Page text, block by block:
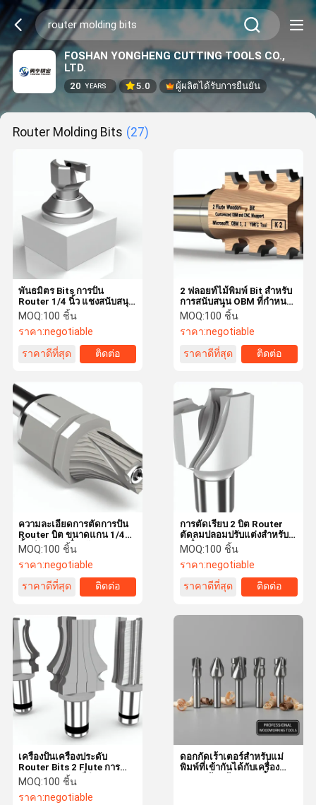
FOSHAN YONGHENG CUTTING TOOLS CO.,
LTD.
20 YEARS 5.0 ผู้ผลิตได้รับการยืนยัน
Router Molding Bits (27)
พันธมิตร Bits การปั้น
Router 1/4 นิ้ว แชงสนับสนุน
ODM
MOQ:100 ชิ้น
ราคา:negotiable
ราคาดีที่สุด
ติดต่อ
2 ฟลอยท์ไม้พิมพ์ Bit สําหรับ
การสนับสนุน OBM ที่กําหนด
เองและเครื่องจักร CNC
MOQ:100 ชิ้น
ราคา:negotiable
ราคาดีที่สุด
ติดต่อ
ความละเอียดการตัดการปั้น
Router บิต ขนาดแกน 1/4
นิ้ว สําหรับเครื่องจักร CNC
MOQ:100 ชิ้น
ราคา:negotiable
ราคาดีที่สุด
ติดต่อ
การตัดเรียบ 2 บิต Router
ตัดลมปลอมปรับแต่งสําหรับ
เครื่อง CNC
MOQ:100 ชิ้น
ราคา:negotiable
ราคาดีที่สุด
ติดต่อ
เครื่องปั้นเครื่องประดับ
Router Bits 2 Flute การ
สนับสนุน OBM ที่กําหนดเอง
MOQ:100 ชิ้น
ราคา:negotiable
ดอกกัดเร้าเตอร์สำหรับแม่
พิมพ์ที่เข้ากันได้กับเครื่อง